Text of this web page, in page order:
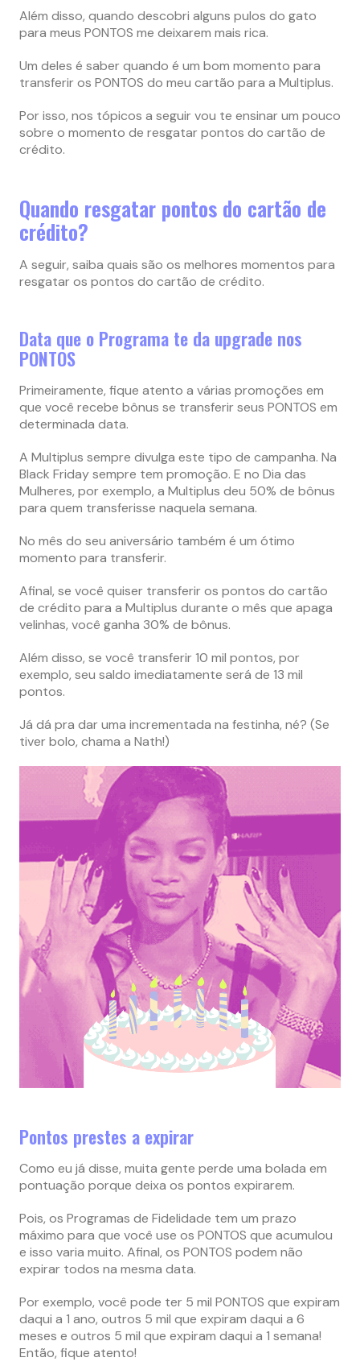
Além disso, quando descobri alguns pulos do gato
para meus PONTOS me deixarem mais rica.
Um deles é saber quando é um bom momento para
transferir os PONTOS do meu cartão para a Multiplus.
Por isso, nos tópicos a seguir vou te ensinar um pouco
sobre o momento de resgatar pontos do cartão de
crédito.
Quando resgatar pontos do cartão de
crédito?
A seguir, saiba quais são os melhores momentos para
resgatar os pontos do cartão de crédito.
Data que o Programa te da upgrade nos
PONTOS
Primeiramente, fique atento a várias promoções em
que você recebe bônus se transferir seus PONTOS em
determinada data.
A Multiplus sempre divulga este tipo de campanha. Na
Black Friday sempre tem promoção. E no Dia das
Mulheres, por exemplo, a Multiplus deu 50% de bônus
para quem transferisse naquela semana.
No mês do seu aniversário também é um ótimo
momento para transferir.
Afinal, se você quiser transferir os pontos do cartão
de crédito para a Multiplus durante o mês que apaga
velinhas, você ganha 30% de bônus.
Além disso, se você transferir 10 mil pontos, por
exemplo, seu saldo imediatamente será de 13 mil
pontos.
Já dá pra dar uma incrementada na festinha, né? (Se
tiver bolo, chama a Nath!)
Pontos prestes a expirar
Como eu já disse, muita gente perde uma bolada em
pontuação porque deixa os pontos expirarem.
Pois, os Programas de Fidelidade tem um prazo
máximo para que você use os PONTOS que acumulou
e isso varia muito. Afinal, os PONTOS podem não
expirar todos na mesma data.
Por exemplo, você pode ter 5 mil PONTOS que expiram
daqui a 1 ano, outros 5 mil que expiram daqui a 6
meses e outros 5 mil que expiram daqui a 1 semana!
Então, fique atento!